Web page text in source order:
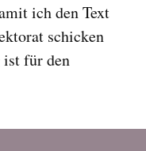
ich den Text
schicken
für den